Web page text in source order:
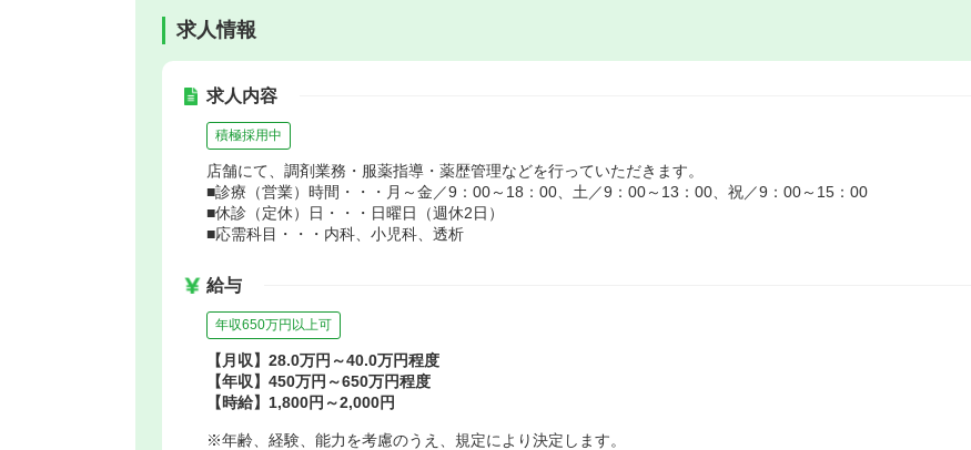
求人情報
求人内容
積極採用中
店舗にて、調剤業務・服薬指導・薬歴管理などを行っていただきます。
■診療（営業）時間・・・月～金／9：00～18：00、土／9：00～13：00、祝／9：00～15：00
■休診（定休）日・・・日曜日（週休2日）
■応需科目・・・内科、小児科、透析
給与
年収650万円以上可
【月収】28.0万円～40.0万円程度
【年収】450万円～650万円程度
【時給】1,800円～2,000円
※年齢、経験、能力を考慮のうえ、規定により決定します。